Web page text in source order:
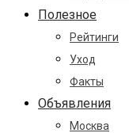
Полезное
Рейтинги
Уход
Факты
Объявления
Москва